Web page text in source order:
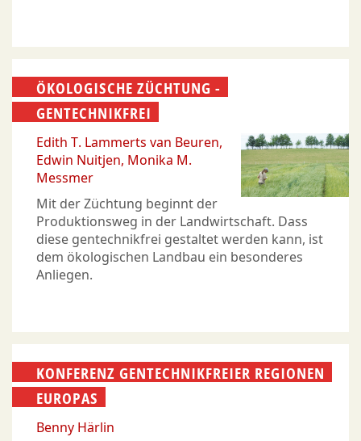
ÖKOLOGISCHE ZÜCHTUNG -
GENTECHNIKFREI
Edith T. Lammerts van Beuren
Edwin Nuitjen Monika M.
Messmer
Mit der Züchtung beginnt der
Produktionsweg in der Landwirtschaft. Dass
diese gentechnikfrei gestaltet werden kann, ist
dem ökologischen Landbau ein besonderes
Anliegen.
KONFERENZ GENTECHNIKFREIER REGIONEN
EUROPAS
Benny Härlin